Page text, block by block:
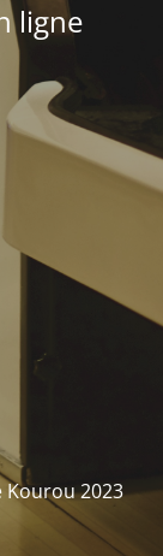
ligne
Kourou 2023